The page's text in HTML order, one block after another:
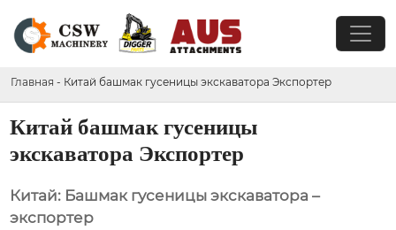
Главная - Китай башмак гусеницы экскаватора Экспортер
Китай башмак гусеницы
экскаватора Экспортер
Китай: Башмак гусеницы экскаватора –
экспортер